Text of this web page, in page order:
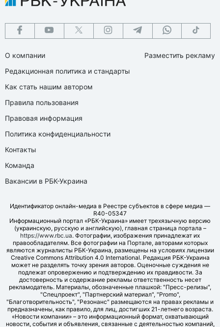
О компании
Редакционная политика и стандарты
Как стать нашим автором
Правила пользования
Правовая информация
Политика конфиденциальности
Контакты
Команда
Вакансии в РБК-Украина
Разместить рекламу
Идентификатор онлайн-медиа в Реестре субъектов в сфере медиа —
R40-05347
Информационный портал «РБК-Украина» имеет трехязычную версию
(украинскую, русскую и английскую), главная страница портала –
https://www.rbc.ua. Фотографии, изображения принадлежат их
правообладателям. Все фотографии на Портале, авторами которых
являются журналисты РБК-Украина, размещены на условиях лицензии
Creative Commons Attribution 4.0 International. Редакция РБК-Украина
может не разделять точку зрения авторов. Оценочные суждения не
подлежат опровержению и подтверждению их правдивости. За
достоверность и содержание рекламы ответственность несет
рекламодатель. Материалы, обозначенные плашкой: "Пресс-релизы",
"Спецпроект", "Партнерский материал", "Promo",
"Благотворительность", "Резонанс" размещаются на правах рекламы и
предназначены, как правило, для лиц, достигших 21-летнего возраста.
«Новости компании» – это информационный формат, охватывающий
новости, события и объявления, связанные с деятельностью компаний,